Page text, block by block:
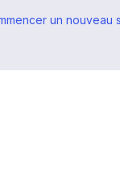
un nouveau